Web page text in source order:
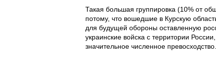
Такая большая группировка (10% от
потому, что вошедшие в Курскую
для будущей обороны оставленную
украинские войска с территории
значительное численное превосходство.